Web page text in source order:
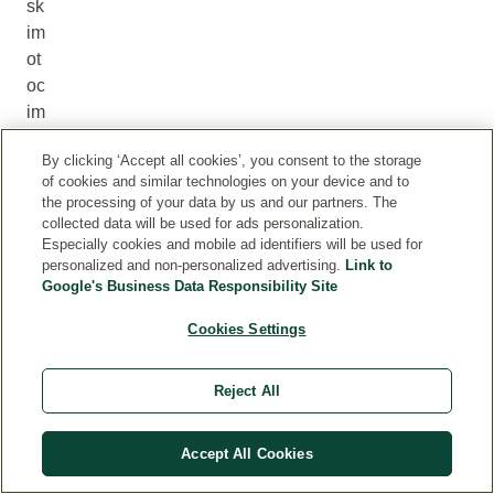
sk
im
ot
oc
im
Sr
ed
Ju
eri
By clicking ‘Accept all cookies’, you consent to the storage
of cookies and similar technologies on your device and to
the processing of your data by us and our partners. The
collected data will be used for ads personalization.
Especially cookies and mobile ad identifiers will be used for
personalized and non-personalized advertising. Link to
Google's Business Data Responsibility Site
Cookies Settings
Reject All
Accept All Cookies